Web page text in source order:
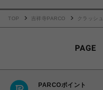
TOP 吉祥寺PARCO クラッシ
PARCOポイント